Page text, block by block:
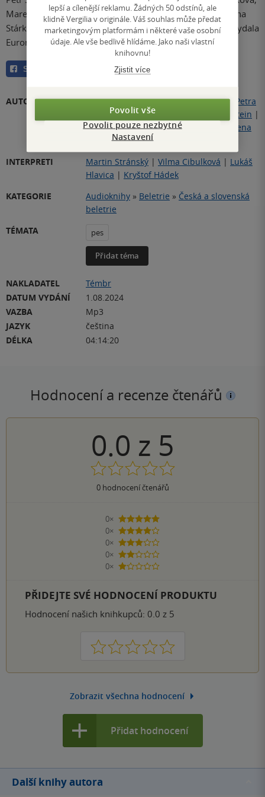
Marek Epstein, Irena Hejdová, Viola Fischerová, Magdaléna
Stárková, 2024 | Illustrations © Adéla Ťopková, 2024 | Vydala
Euromedia Group, a. s. - v edici Listen v roce 2024.
Sdílet
AUTOŘI Kateřina Tučková|Viola Fischerová|
Petra
Soukupová| Petr Šabach Marek Epstein |
Josef Moník|Magdaléna Stárková
Irena
Hejdová
INTERPRETI
Martin Stránský | Vilma Cibulková | Lukáš
Hlavica | Kryštof Hádek
KATEGORIE
Audioknihy » Beletrie » Česká a slovenská
beletrie
TÉMATA
pes
Přidat téma
NAKLADATEL
Témbr
DATUM VYDÁNÍ
1.08.2024
VAZBA
Mp3
JAZYK
čeština
DÉLKA
04:14:20
Hodnocení a recenze čtenářů
0.0 z 5
0hodnocení čtenářů
0×
5 hvězdiček
0×
4 hvězdičky
0×
3 hvězdičky
0×
2 hvězdičky
0×
1 hvezdička
PŘIDEJTE SVÉ HODNOCENÍ PRODUKTU
Hodnocení našich knihkupců: 0.0 z 5
1 2 3 4 5
Zobrazit všechna hodnocení
Přidat hodnocení
Další knihy autora
lepší a cílenější reklamu. Žádných 50 odstínů, ale
klidně Vergilia v originále. Váš souhlas může předat
marketingovým platformám i některé vaše osobní
údaje. Ale vše bedlivě hlídáme. Jako naši vlastní
knihovnu!
Zjistit více
Povolit vše
Povolit pouze nezbytné
Nastavení